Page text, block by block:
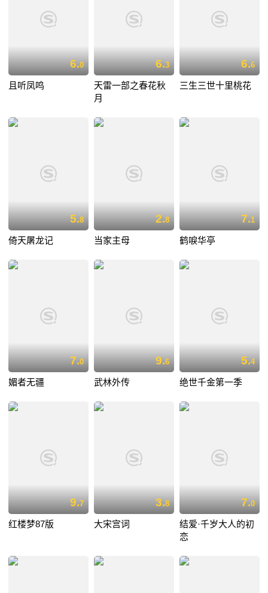
6.0
且听凤鸣
6.3
天雷一部之春花秋
月
6.6
三生三世十里桃花
5.8
倚天屠龙记
2.8
当家主母
7.1
鹤唳华亭
7.0
媚者无疆
9.6
武林外传
5.4
绝世千金第一季
9.7
红楼梦87版
3.8
大宋宫词
7.0
结爱·千岁大人的初
恋